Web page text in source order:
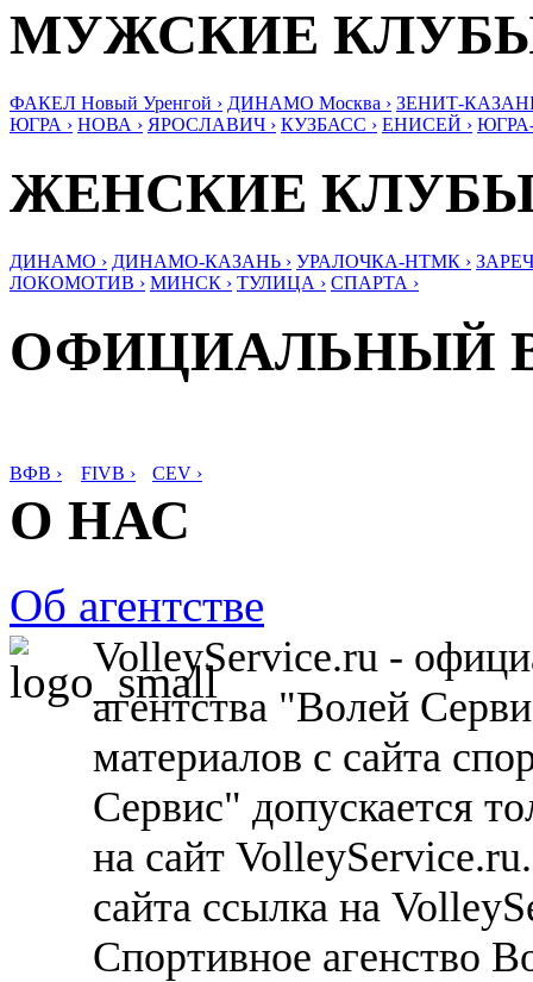
МУЖСКИЕ
ФАКЕЛ Новый Уренгой › ДИНАМО Москва › ЗЕНИТ-
ЮГРА › НОВА › ЯРОСЛАВИЧ › КУЗБАСС › ЕНИСЕЙ ›
ЖЕНСКИЕ
ДИНАМО › ДИНАМО-КАЗАНЬ › УРАЛОЧКА-НТМК ›
ЛОКОМОТИВ › МИНСК › ТУЛИЦА › СПАРТА ›
ОФИЦИАЛЬНЫЙ
ВФВ › FIVB › CEV ›
О НАС
Об агентстве
VolleyService.ru -
агентства "Волей
материалов с сайта
Сервис" допускается
на сайт
сайта ссылка на
Спортивное агенство